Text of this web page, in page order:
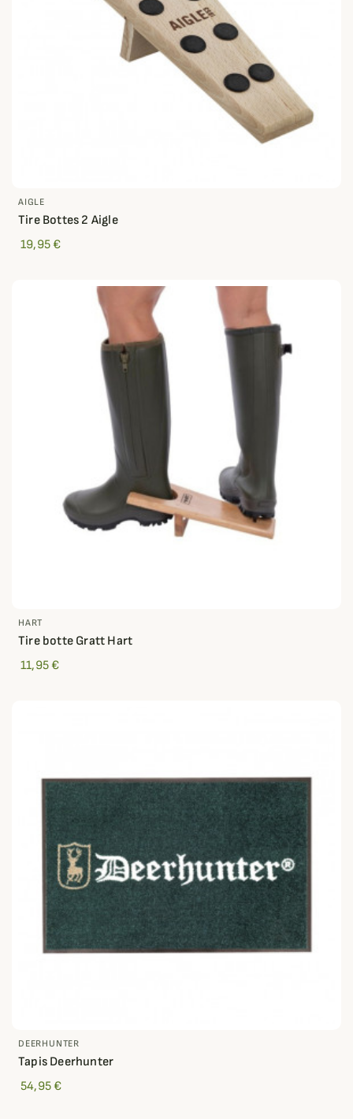
AIGLE
Tire Bottes 2 Aigle
19,95 €
HART
Tire botte Gratt Hart
11,95 €
DEERHUNTER
Tapis Deerhunter
54,95 €